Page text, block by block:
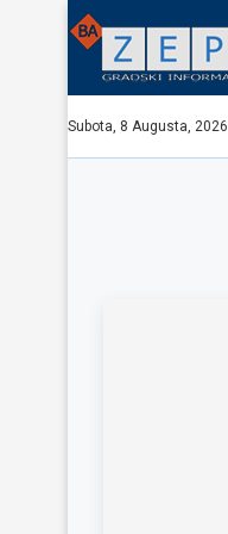
Subota, 8 Augusta, 2026